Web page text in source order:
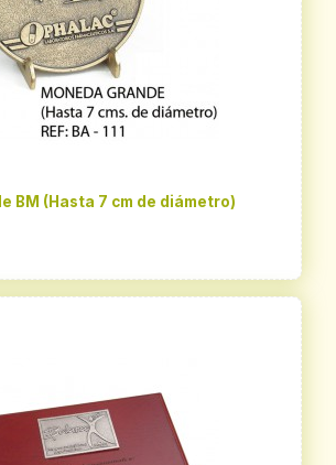
BM (Hasta 7 cm de diámetro)